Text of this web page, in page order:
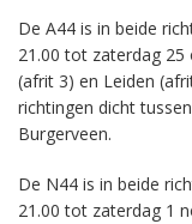
De A44 is in beide
21.00 tot zaterdag
(afrit 3) en Leiden
richtingen dicht
Burgerveen.
De N44 is in beide
21.00 tot zaterdag 1